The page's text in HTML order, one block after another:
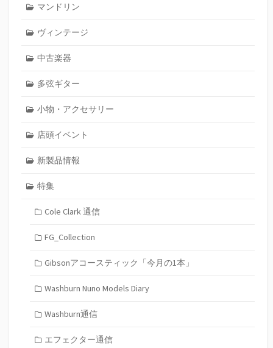
マンドリン
ヴィンテージ
中古楽器
多弦ギター
小物・アクセサリー
店頭イベント
新製品情報
特集
Cole Clark 通信
FG_Collection
Gibsonアコースティック「今月の1本」
Washburn Nuno Models Diary
Washburn通信
エフェクター通信